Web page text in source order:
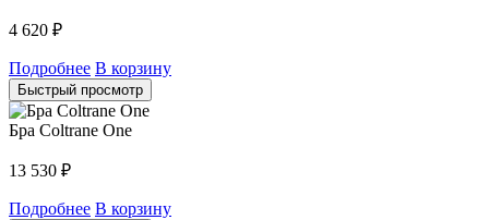
4 620 ₽
Подробнее В корзину
Быстрый просмотр
Бра Coltrane One
13 530 ₽
Подробнее В корзину